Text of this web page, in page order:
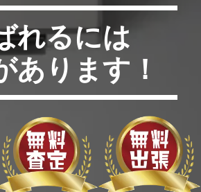
れるには
あります！